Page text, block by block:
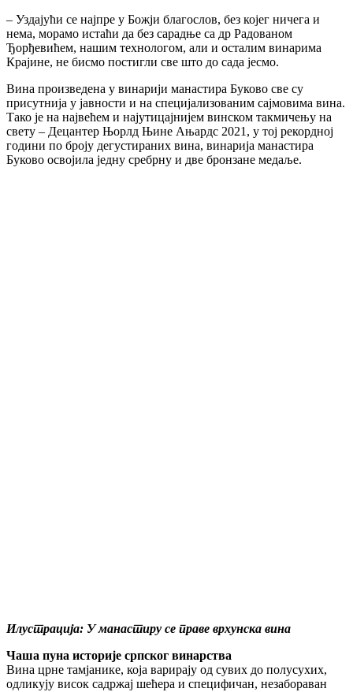
– Уздајући се најпре у Божји благослов, без којег ничега и
нема, морамо истаћи да без сарадње са др Радованом
Ђорђевићем, нашим технологом, али и осталим винарима
Крајине, не бисмо постигли све што до сада јесмо.
Вина произведена у винарији манастира Буково све су
присутнија у јавности и на специјализованим сајмовима вина.
Тако је на највећем и најутицајнијем винском такмичењу на
свету – Децантер Њорлд Њине Ањардс 2021, у тој рекордној
години по броју дегустираних вина, винарија манастира
Буково освојила једну сребрну и две бронзане медаље.
Илустрација: У манастиру се праве врхунска вина
Чаша пуна историје српског винарства
Вина црне тамјанике, која варирају од сувих до полусухих,
одликују висок садржај шећера и специфичан, незабораван